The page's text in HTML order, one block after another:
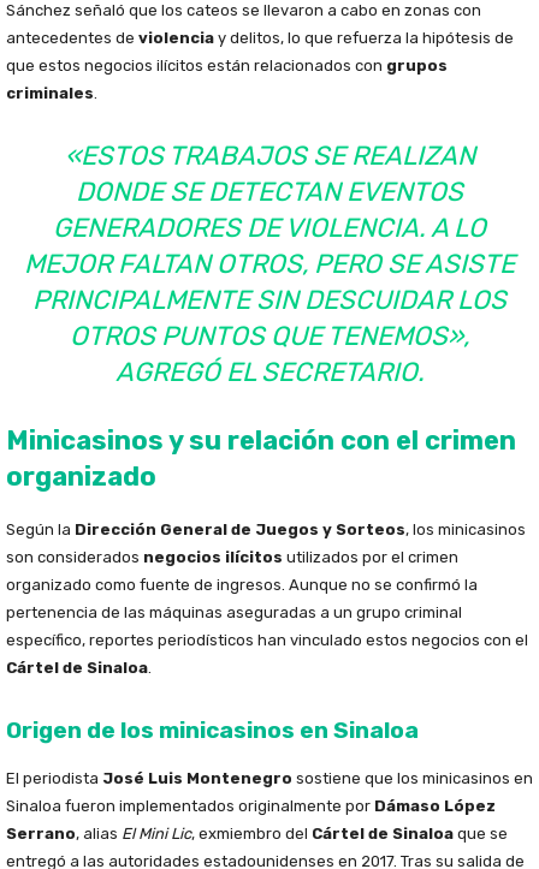
Sánchez señaló que los cateos se llevaron a cabo en zonas con
antecedentes de violencia y delitos, lo que refuerza la hipótesis de
que estos negocios ilícitos están relacionados con grupos
criminales.
«ESTOS TRABAJOS SE REALIZAN
DONDE SE DETECTAN EVENTOS
GENERADORES DE VIOLENCIA. A LO
MEJOR FALTAN OTROS, PERO SE ASISTE
PRINCIPALMENTE SIN DESCUIDAR LOS
OTROS PUNTOS QUE TENEMOS»,
AGREGÓ EL SECRETARIO.
Minicasinos y su relación con el crimen
organizado
Según la Dirección General de Juegos y Sorteos, los minicasinos
son considerados negocios ilícitos utilizados por el crimen
organizado como fuente de ingresos. Aunque no se confirmó la
pertenencia de las máquinas aseguradas a un grupo criminal
específico, reportes periodísticos han vinculado estos negocios con el
Cártel de Sinaloa.
Origen de los minicasinos en Sinaloa
El periodista José Luis Montenegro sostiene que los minicasinos en
Sinaloa fueron implementados originalmente por Dámaso López
Serrano, alias El Mini Lic, exmiembro del Cártel de Sinaloa que se
entregó a las autoridades estadounidenses en 2017. Tras su salida de